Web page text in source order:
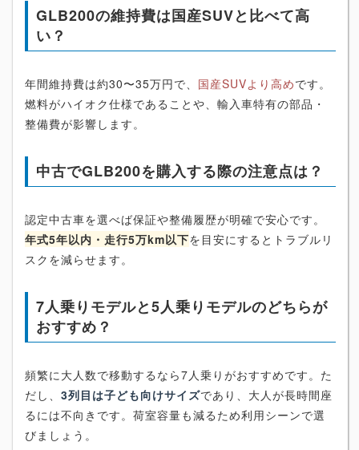
GLB200の維持費は国産SUVと比べて高
い？
年間維持費は約30〜35万円で、 国産SUVより高めです。
燃料がハイオク仕様であることや、輸入車特有の部品・
整備費が影響します。
中古でGLB200を購入する際の注意点は？
認定中古車を選べば保証や整備履歴が明確で安心です。
年式5年以内・走行5万km以下を目安にするとトラブルリ
スクを減らせます。
7人乗りモデルと5人乗りモデルのどちらが
おすすめ？
頻繁に大人数で移動するなら7人乗りがおすすめです。た
だし、 3列目は子ども向けサイズであり、大人が長時間座
るには不向きです。荷室容量も減るため利用シーンで選
びましょう。